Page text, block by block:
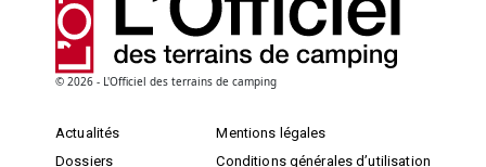
© 2026 - L'Officiel des terrains de camping
Actualités
Dossiers
Mentions légales
Conditions générales d’utilisation